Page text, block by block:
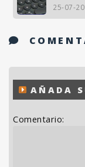
25-07-
AÑADA
Comentario: